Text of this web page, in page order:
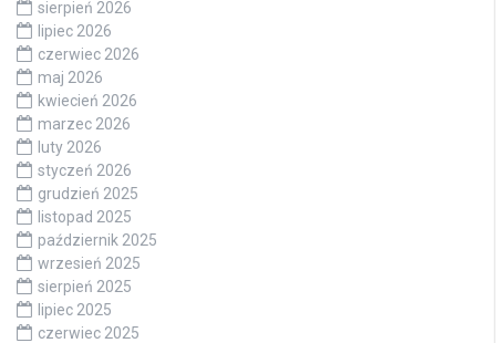
sierpień 2026
lipiec 2026
czerwiec 2026
maj 2026
kwiecień 2026
marzec 2026
luty 2026
styczeń 2026
grudzień 2025
listopad 2025
październik 2025
wrzesień 2025
sierpień 2025
lipiec 2025
czerwiec 2025